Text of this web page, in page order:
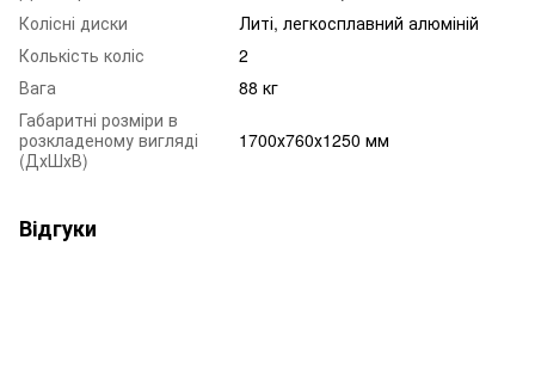
Колісні диски
Литі, легкосплавний алюміній
Колькість коліс
2
Вага
88 кг
Габаритні розміри в
розкладеному вигляді
(ДхШхВ)
1700х760х1250 мм
Відгуки